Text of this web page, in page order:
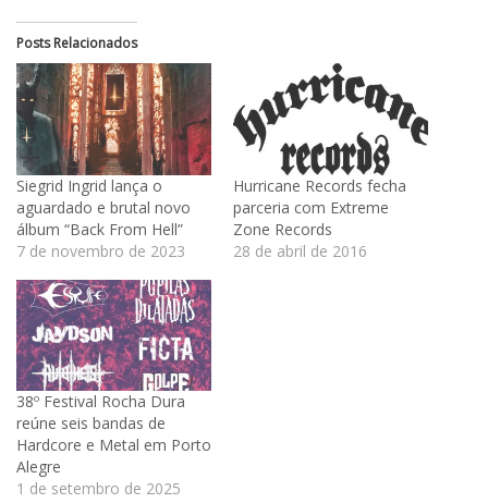
Posts Relacionados
Siegrid Ingrid lança o
aguardado e brutal novo
álbum “Back From Hell”
7 de novembro de 2023
Hurricane Records fecha
parceria com Extreme
Zone Records
28 de abril de 2016
38º Festival Rocha Dura
reúne seis bandas de
Hardcore e Metal em Porto
Alegre
1 de setembro de 2025